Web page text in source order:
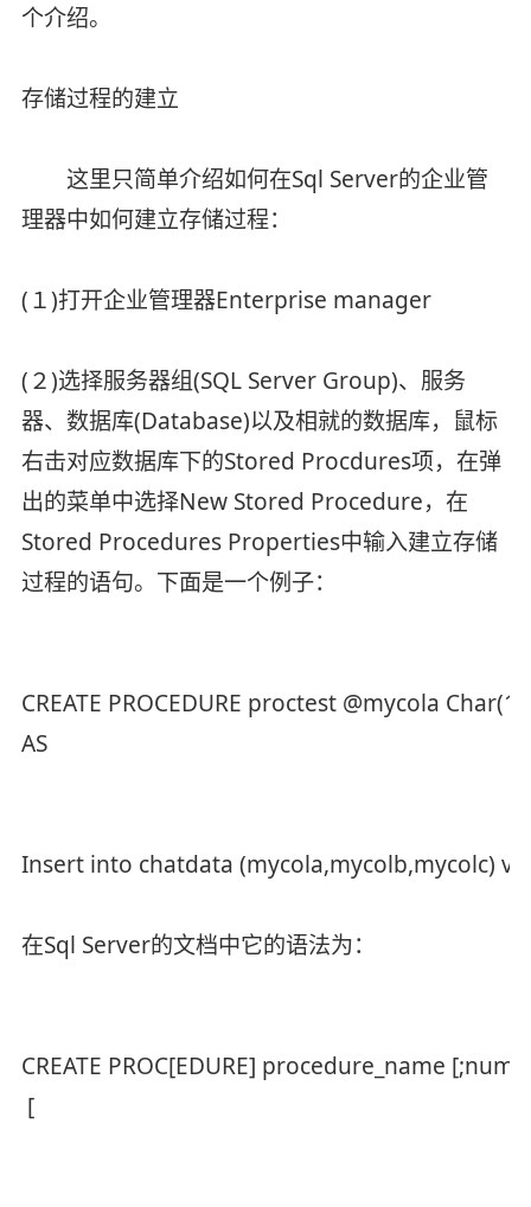
个介绍。
存储过程的建立
这里只简单介绍如何在Sql Server的企业管
理器中如何建立存储过程：
(１)打开企业管理器Enterprise manager
(２)选择服务器组(SQL Server Group)、服务
器、数据库(Database)以及相就的数据库，鼠标
右击对应数据库下的Stored Procdures项，在弹
出的菜单中选择New Stored Procedure，在
Stored Procedures Properties中输入建立存储
过程的语句。下面是一个例子：
CREATE PROCEDURE proctest @mycola
AS
Insert into chatdata (mycola,mycolb,mycolc)
在Sql Server的文档中它的语法为：
CREATE PROC[EDURE] procedure_name
[